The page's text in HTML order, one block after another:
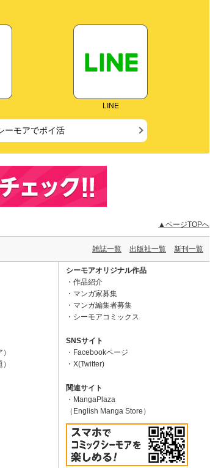
LINE
ーモアでポイ活
▲ページTOPへ
雑誌一覧 出版社一覧 新刊一覧
シーモアオリジナル作品
作品紹介
マンガ家募集
マンガ編集者募集
シーモアコミックス
SNSサイト
Facebookページ
X(Twitter)
関連サイト
MangaPlaza
（English Manga Store）